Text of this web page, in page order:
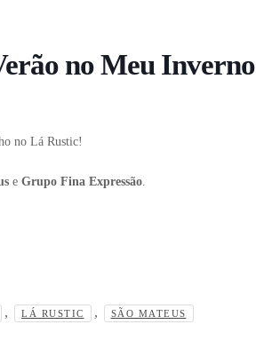
no Meu Inverno
no Lá Rustic!
e Grupo Fina Expressão.
, LÁ RUSTIC , SÃO MATEUS